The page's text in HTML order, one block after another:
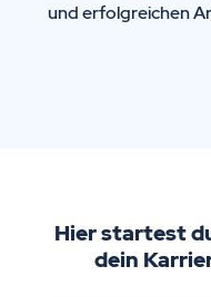
und erfolgreichen
Hier startest
dein